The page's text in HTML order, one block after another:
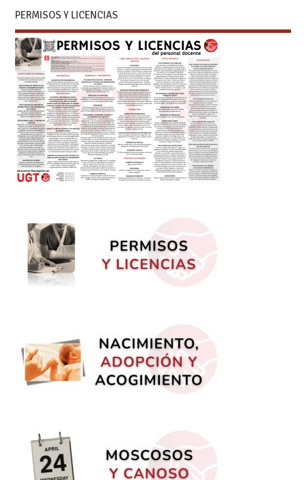
PERMISOS Y LICENCIAS